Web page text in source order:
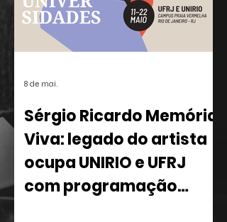
Sérgio Ricardo Memória
Viva: legado do artista
ocupa UNIRIO e UFRJ
com programação
8 de mai.